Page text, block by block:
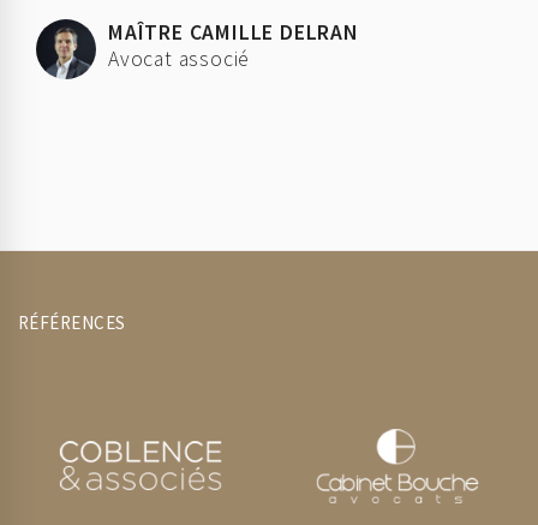
MAÎTRE CAMILLE DELRAN
Avocat associé
RÉFÉRENCES